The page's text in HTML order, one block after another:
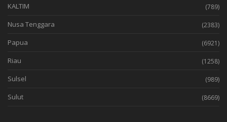
KALTIM (789)
Nusa Tenggara (2383)
Papua (6921)
Riau (1258)
Sulsel (989)
Sulut (8669)